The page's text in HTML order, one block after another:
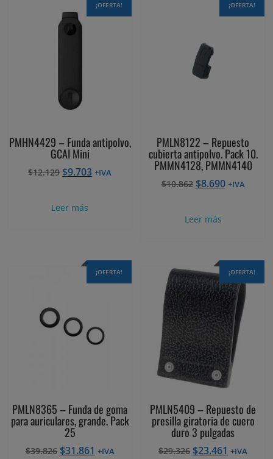
¡OFERTA!
PMHN4429 – Funda antipolvo,
GCAI Mini
$12.129 El
era:
$9.703El+IVA
Leer más
¡OFERTA!
PMLN8122 – Repuesto
cubierta antipolvo. Pack 10.
PMMN4128, PMMN4140
$10.862 El
era:
$8.690El+IVA
Leer más
¡OFERTA!
PMLN8365 – Funda de goma
para auriculares, grande. Pack
25
$39.826 El
$31.861 El
+IVA
¡OFERTA!
PMLN5409 – Repuesto de
presilla giratoria de cuero
duro 3 pulgadas
$29.326 El
$23.461 El
+IVA